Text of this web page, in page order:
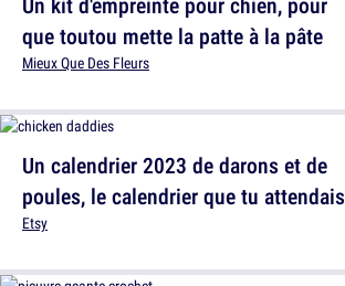
Un calendrier 2023 de darons et de
poules, le calendrier que tu attendais
Etsy
que toutou mette la patte à la pâte
Mieux Que Des Fleurs